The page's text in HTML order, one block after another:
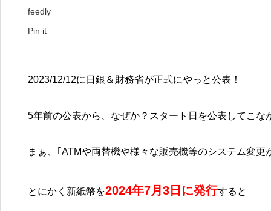
feedly
Pin it
2023/12/12に日銀＆財務省が正式にやっと公表！
5年前の公表から、なぜか？スタート日を公表してこな
まぁ、｢ATMや両替機や様々な販売機等のシステム変
とにかく新紙幣を2024年7月 3 日に発行すると